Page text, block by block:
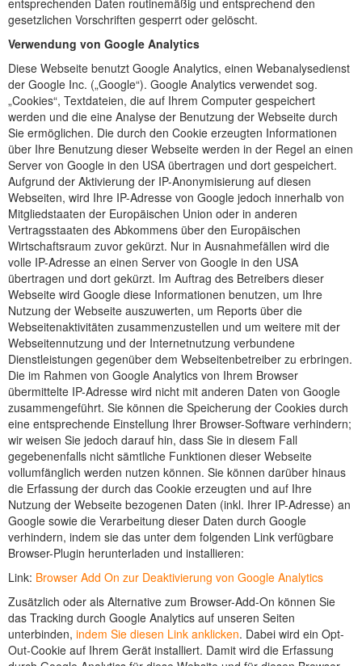
entsprechenden Daten routinemäßig und entsprechend den
gesetzlichen Vorschriften gesperrt oder gelöscht.
Verwendung von Google Analytics
Diese Webseite benutzt Google Analytics, einen Webanalysedienst
der Google Inc. („Google“). Google Analytics verwendet sog.
„Cookies“, Textdateien, die auf Ihrem Computer gespeichert
werden und die eine Analyse der Benutzung der Webseite durch
Sie ermöglichen. Die durch den Cookie erzeugten Informationen
über Ihre Benutzung dieser Webseite werden in der Regel an einen
Server von Google in den USA übertragen und dort gespeichert.
Aufgrund der Aktivierung der IP-Anonymisierung auf diesen
Webseiten, wird Ihre IP-Adresse von Google jedoch innerhalb von
Mitgliedstaaten der Europäischen Union oder in anderen
Vertragsstaaten des Abkommens über den Europäischen
Wirtschaftsraum zuvor gekürzt. Nur in Ausnahmefällen wird die
volle IP-Adresse an einen Server von Google in den USA
übertragen und dort gekürzt. Im Auftrag des Betreibers dieser
Webseite wird Google diese Informationen benutzen, um Ihre
Nutzung der Webseite auszuwerten, um Reports über die
Webseitenaktivitäten zusammenzustellen und um weitere mit der
Webseitennutzung und der Internetnutzung verbundene
Dienstleistungen gegenüber dem Webseitenbetreiber zu erbringen.
Die im Rahmen von Google Analytics von Ihrem Browser
übermittelte IP-Adresse wird nicht mit anderen Daten von Google
zusammengeführt. Sie können die Speicherung der Cookies durch
eine entsprechende Einstellung Ihrer Browser-Software verhindern;
wir weisen Sie jedoch darauf hin, dass Sie in diesem Fall
gegebenenfalls nicht sämtliche Funktionen dieser Webseite
vollumfänglich werden nutzen können. Sie können darüber hinaus
die Erfassung der durch das Cookie erzeugten und auf Ihre
Nutzung der Webseite bezogenen Daten (inkl. Ihrer IP-Adresse) an
Google sowie die Verarbeitung dieser Daten durch Google
verhindern, indem sie das unter dem folgenden Link verfügbare
Browser-Plugin herunterladen und installieren:
Link: Browser Add On zur Deaktivierung von Google Analytics
Zusätzlich oder als Alternative zum Browser-Add-On können Sie
das Tracking durch Google Analytics auf unseren Seiten
unterbinden, indem Sie diesen Link anklicken. Dabei wird ein Opt-
Out-Cookie auf Ihrem Gerät installiert. Damit wird die Erfassung